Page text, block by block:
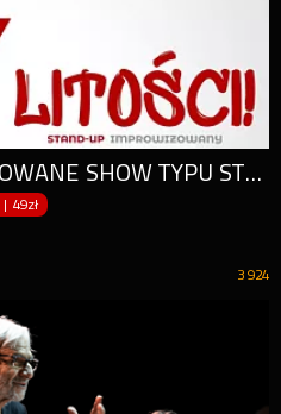
"LITOŚCI!" - IMPROWIZOWANE SHOW TYPU STAND-UP
|49zł
3 924